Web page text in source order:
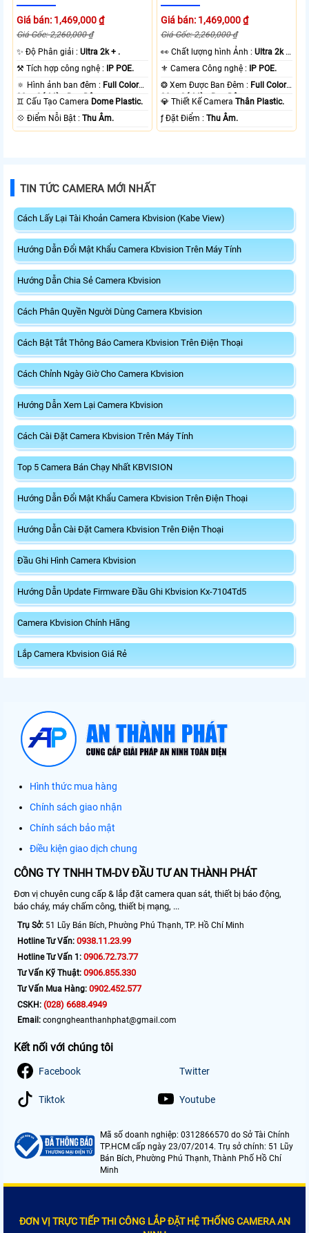
Giá bán: 1,469,000 ₫
Giá Gốc: 2,260,000 ₫
✨ Độ Phân giải :Ultra 2k + .
⚒ Tích hợp công nghệ : IP POE.
🔅 Hình ảnh ban đêm : Full Color
30m Có Màu Ban Ðêm.
♊ Cấu Tạo Camera Dome Plastic.
️💠 Điểm Nỗi Bật :Thu Âm.
Giá bán: 1,469,000 ₫
Giá Gốc: 2,260,000 ₫
️👀 Chất lượng hình Ảnh :Ultra 2k +
⚜️ Camera Công nghệ : IP POE.
❂ Xem Được Ban Đêm : Full Color
30m Có Màu Ban Ðêm.
💎 Thiết Kế CameraThân Plastic.
️ƒ Đặt Điểm :Thu Âm.
TIN TỨC CAMERA MỚI NHẤT
Cách Lấy Lại Tài Khoản Camera Kbvision (Kabe View)
Hướng Dẫn Đổi Mật Khẩu Camera Kbvision Trên Máy Tính
Hướng Dẫn Chia Sẻ Camera Kbvision
Cách Phân Quyền Người Dùng Camera Kbvision
Cách Bật Tắt Thông Báo Camera Kbvision Trên Điện Thoại
Cách Chỉnh Ngày Giờ Cho Camera Kbvision
Hướng Dẫn Xem Lại Camera Kbvision
Cách Cài Đặt Camera Kbvision Trên Máy Tính
Top 5 Camera Bán Chạy Nhất KBVISION
Hướng Dẫn Đổi Mật Khẩu Camera Kbvision Trên Điện Thoại
Hướng Dẫn Cài Đặt Camera Kbvision Trên Điện Thoại
Đầu Ghi Hình Camera Kbvision
Hướng Dẫn Update Firmware Đầu Ghi Kbvision Kx-7104Td5
Camera Kbvision Chính Hãng
Lắp Camera Kbvision Giá Rẻ
Hình thức mua hàng
Chính sách giao nhận
Chính sách bảo mật
Điều kiện giao dịch chung
CÔNG TY TNHH TM-DV ĐẦU TƯ AN THÀNH PHÁT
Đơn vị chuyên cung cấp & lắp đặt camera quan sát, thiết bị báo động,
báo cháy, máy chấm công, thiết bị mạng, ...
Trụ Sở: 51 Lũy Bán Bích, Phường Phú Thạnh, TP. Hồ Chí Minh
Hotline Tư Vấn: 0938.11.23.99
Hotline Tư Vấn 1: 0906.72.73.77
Tư Vấn Kỹ Thuật: 0906.855.330
Tư Vấn Mua Hàng: 0902.452.577
CSKH: (028) 6688.4949
Email: congngheanthanhphat@gmail.com
Kết nối với chúng tôi
Facebook Twitter
Tiktok Youtube
Mã số doanh nghiệp: 0312866570 do Sở Tài Chính
TP.HCM cấp ngày 23/07/2014. Trụ sở chính: 51 Lũy
Bán Bích, Phường Phú Thạnh, Thành Phố Hồ Chí
Minh
ĐƠN VỊ TRỰC TIẾP THI CÔNG LẮP ĐẶT HỆ THỐNG CAMERA AN